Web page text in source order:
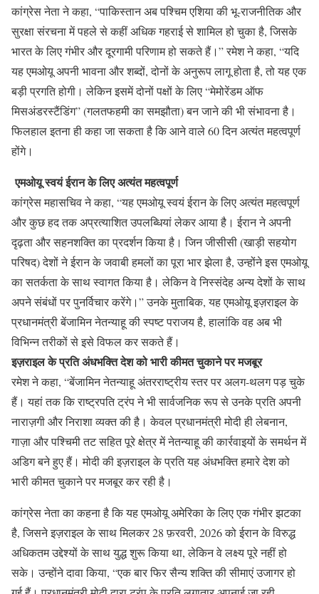
कांग्रेस नेता ने कहा, “पाकिस्तान अब पश्चिम एशिया की भू-राजनीतिक और
सुरक्षा संरचना में पहले से कहीं अधिक गहराई से शामिल हो चुका है, जिसके
भारत के लिए गंभीर और दूरगामी परिणाम हो सकते हैं।” रमेश ने कहा, “यदि
यह एमओयू अपनी भावना और शब्दों, दोनों के अनुरूप लागू होता है, तो यह एक
बड़ी प्रगति होगी। लेकिन इसमें दोनों पक्षों के लिए “मेमोरेंडम ऑफ
मिसअंडरस्टैंडिंग” (गलतफहमी का समझौता) बन जाने की भी संभावना है।
फिलहाल इतना ही कहा जा सकता है कि आने वाले 60 दिन अत्यंत महत्वपूर्ण
होंगे।
एमओयू स्वयं ईरान के लिए अत्यंत महत्वपूर्ण
कांग्रेस महासचिव ने कहा, “यह एमओयू स्वयं ईरान के लिए अत्यंत महत्वपूर्ण
और कुछ हद तक अप्रत्याशित उपलब्धियां लेकर आया है। ईरान ने अपनी
दृढ़ता और सहनशक्ति का प्रदर्शन किया है। जिन जीसीसी (खाड़ी सहयोग
परिषद) देशों ने ईरान के जवाबी हमलों का पूरा भार झेला है, उन्होंने इस एमओयू
का सतर्कता के साथ स्वागत किया है। लेकिन वे निस्संदेह अन्य देशों के साथ
अपने संबंधों पर पुनर्विचार करेंगे।” उनके मुताबिक, यह एमओयू इज़राइल के
प्रधानमंत्री बेंजामिन नेतन्याहू की स्पष्ट पराजय है, हालांकि वह अब भी
विभिन्न तरीकों से इसे विफल कर सकते हैं।
इज़राइल के प्रति अंधभक्ति देश को भारी कीमत चुकाने पर मजबूर
रमेश ने कहा, “बेंजामिन नेतन्याहू अंतरराष्ट्रीय स्तर पर अलग-थलग पड़ चुके
हैं। यहां तक कि राष्ट्रपति ट्रंप ने भी सार्वजनिक रूप से उनके प्रति अपनी
नाराज़गी और निराशा व्यक्त की है। केवल प्रधानमंत्री मोदी ही लेबनान,
गाज़ा और पश्चिमी तट सहित पूरे क्षेत्र में नेतन्याहू की कार्रवाइयों के समर्थन में
अडिग बने हुए हैं। मोदी की इज़राइल के प्रति यह अंधभक्ति हमारे देश को
भारी कीमत चुकाने पर मजबूर कर रही है।
कांग्रेस नेता का कहना है कि यह एमओयू अमेरिका के लिए एक गंभीर झटका
है, जिसने इज़राइल के साथ मिलकर 28 फ़रवरी, 2026 को ईरान के विरुद्ध
अधिकतम उद्देश्यों के साथ युद्ध शुरू किया था, लेकिन वे लक्ष्य पूरे नहीं हो
सके। उन्होंने दावा किया, “एक बार फिर सैन्य शक्ति की सीमाएं उजागर हो